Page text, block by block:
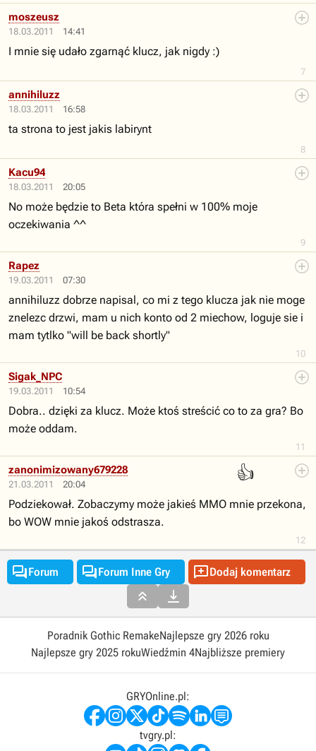
18.03.2011 14:41
7
moszeusz
I mnie się udało zgarnąć klucz, jak nigdy :)
18.03.2011 16:58
8
annihiluzz
ta strona to jest jakis labirynt
18.03.2011 20:05
9
Kacu94
No może będzie to Beta która spełni w 100% moje
oczekiwania ^^
19.03.2011 07:30
10
Rapez
annihiluzz dobrze napisal, co mi z tego klucza jak nie moge
znelezc drzwi, mam u nich konto od 2 miechow, loguje sie i
mam tytlko "will be back shortly"
19.03.2011 10:54
11
Sigak_NPC
Dobra.. dzięki za klucz. Może ktoś streścić co to za gra? Bo
może oddam.
21.03.2011 20:04
👍
12
zanonimizowany679228
Podziekował. Zobaczymy może jakieś MMO mnie przekona,
bo WOW mnie jakoś odstrasza.
Forum Forum Inne Gry Dodaj komentarz
 
Poradnik Gothic RemakeNajlepsze gry 2026 roku
Najlepsze gry 2025 rokuWiedźmin 4Najbliższe premiery
GRYOnline.pl:
tvgry.pl: